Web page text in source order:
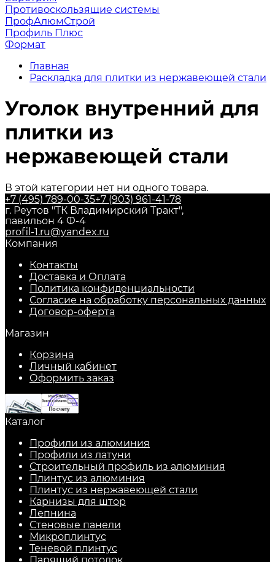
Противоскользящие системы
ПрофАлюмСтрой
Профиль Плюс
Формат
Главная
Раскладка для плитки из нержавеющей стали
Уголок внутренний для
плитки из
нержавеющей стали
В этой категории нет ни одного товара.
+7 (495) 789-00-35+7 (903) 961-41-78
г. Реутов "ТК Владимирский Тракт",
павильон 4 Ф-4
profil-1.ru@yandex.ru
Компания
Контакты
Доставка и Оплата
Политика конфиденциальности
Согласие на обработку персональных данных
Договор-оферта
Магазин
Корзина
Личный кабинет
Оформить заказ
Каталог
Профили из алюминия
Профили из латуни
Строительный профиль из алюминия
Плинтус из алюминия
Плинтус из нержавеющей стали
Карнизы для штор
Лепнина
Стеновые панели
Микроплинтус
Теневой плинтус